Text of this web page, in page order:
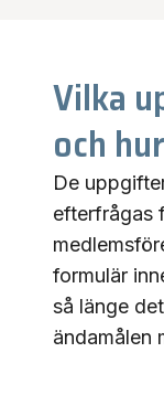
Vilka
och
De
efterfrågas
formulär
så länge
ändamålen